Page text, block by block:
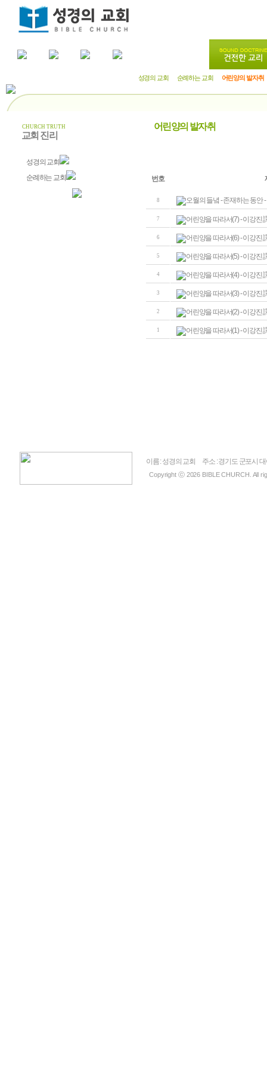
성경의 교회 순례하는 교회 어린양의 발자취
CHURCH TRUTH
교회 진리
성경의 교회
순례하는 교회
어린양의 발자취
번호
8 오월의 들녘 - 존재하는 동안 -
7 어린양을 따라서(7) - 이강진
6 어린양을 따라서(6) - 이강진
5 어린양을 따라서(5) - 이강진
4 어린양을 따라서(4) - 이강진
3 어린양을 따라서(3) - 이강진
2 어린양을 따라서(2) - 이강진
1 어린양을 따라서(1) - 이강진
이름 : 성경의 교회 주소 : 경기도 군포시
Copyright ⓒ 2026 BIBLE CHURCH. All